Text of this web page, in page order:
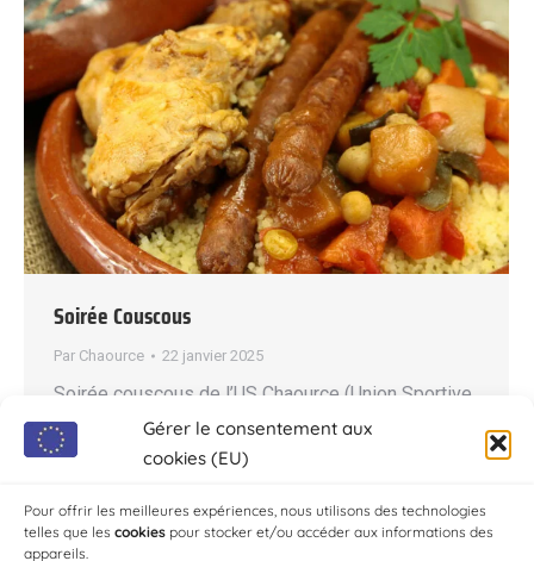
Gérer le consentement aux
cookies (EU)
Pour offrir les meilleures expériences, nous utilisons des technologies
telles que les cookies pour stocker et/ou accéder aux informations des
appareils.
Soirée Couscous
Par Chaource 22 janvier 2025
Soirée couscous de l’US Chaource (Union Sportive
Chaourçoise) Date : 8 Février à 20h Lieu : Salle des
fêtes de Chaource 24€ adulte, 12€ moins de 18
07.84.38.64.44